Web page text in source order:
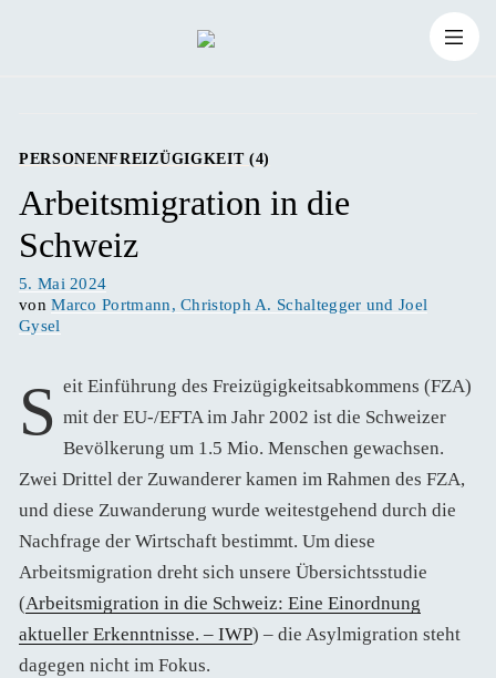
springen
PERSONENFREIZÜGIGKEIT (4)
Arbeitsmigration in die
Schweiz
Veröffentlicht
am
5. Mai 2024
vonMarco Portmann, Christoph A. Schaltegger und Joel
Gysel
Seit Einführung des Freizügigkeitsabkommens (FZA) mit der EU-/EFTA im Jahr 2002 ist die Schweizer
Bevölkerung um 1.5 Mio. Menschen gewachsen.
Zwei Drittel der Zuwanderer kamen im Rahmen des FZA,
und diese Zuwanderung wurde weitestgehend durch die
Nachfrage der Wirtschaft bestimmt. Um diese
Arbeitsmigration dreht sich unsere Übersichtsstudie
(Arbeitsmigration in die Schweiz: Eine Einordnung
aktueller Erkenntnisse. – IWP) – die Asylmigration steht
dagegen nicht im Fokus.